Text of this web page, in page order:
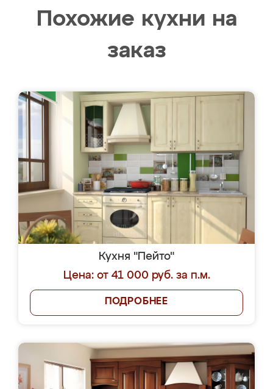
Похожие кухни на
заказ
Кухня "Пейто"
Цена: от 41 000 руб. за п.м.
ПОДРОБНЕЕ